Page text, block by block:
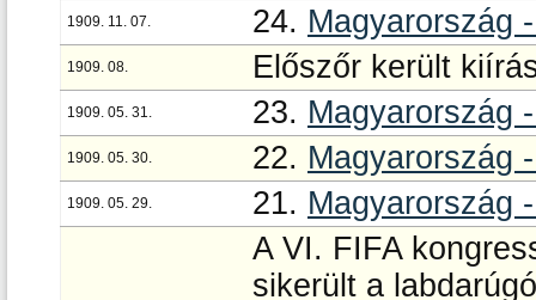
1909. 11. 07. 24. Magyarország
1909. 08. Előszőr került
1909. 05. 31. 23. Magyarország
1909. 05. 30. 22. Magyarország
1909. 05. 29. 21. Magyarország
A VI. FIFA
sikerült a